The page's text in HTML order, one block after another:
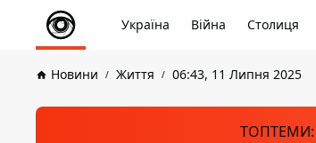
Україна Війна Столиця
Новини Життя 06:43, 11 Липня 2025
ТОПТЕМИ: